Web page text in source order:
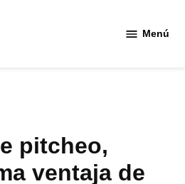
Menú
pitcheo,
ventaja de